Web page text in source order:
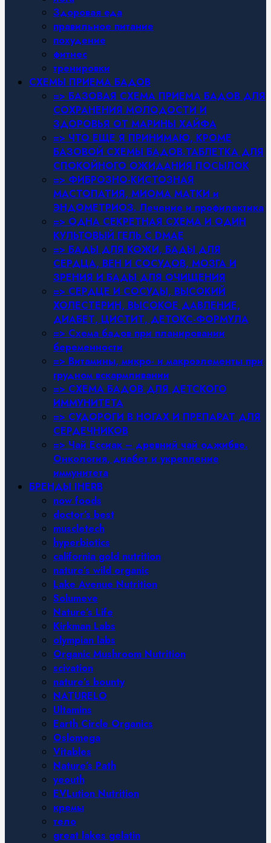
Здоровая еда
правильное питание
похудение
фитнес
тренировки
СХЕМЫ ПРИЕМА БАДОВ
=> БАЗОВАЯ СХЕМА ПРИЕМА БАДОВ ДЛЯ
СОХРАНЕНИЯ МОЛОДОСТИ И
ЗДОРОВЬЯ ОТ МАРИНЫ ХАЙФА
=> ЧТО ЕЩЕ Я ПРИНИМАЮ, КРОМЕ
БАЗОВОЙ СХЕМЫ БАДОВ.ТАБЛЕТКА ДЛЯ
СПОКОЙНОГО ОЖИДАНИЯ ПОСЫЛОК
=> ФИБРОЗНО-КИСТОЗНАЯ
МАСТОПАТИЯ, МИОМА МАТКИ и
ЭНДОМЕТРИОЗ. Лечение и профилактика
=> ОДНА СЕКРЕТНАЯ СХЕМА И ОДИН
КУЛЬТОВЫЙ ГЕЛЬ С DMAE
=> БАДЫ ДЛЯ КОЖИ, БАДЫ ДЛЯ
СЕРДЦА, ВЕН И СОСУДОВ, МОЗГА И
ЗРЕНИЯ И БАДЫ ДЛЯ ОЧИЩЕНИЯ
=> СЕРДЦЕ И СОСУДЫ, ВЫСОКИЙ
ХОЛЕСТЕРИН, ВЫСОКОЕ ДАВЛЕНИЕ,
ДИАБЕТ, ЦИСТИТ, ДЕТОКС-ФОРМУЛА
=> Схема бадов при планировании
беременности
=> Витамины, микро- и макроэлементы при
грудном вскармливании
=> СХЕМА БАДОВ ДЛЯ ДЕТСКОГО
ИММУНИТЕТА
=> СУДОРОГИ В НОГАХ И ПРЕПАРАТ ДЛЯ
СЕРДЕЧНИКОВ
=> Чай Ессиак – древний чай оджибве.
Онкология, диабет и укрепление
иммунитета
БРЕНДЫ IHERB
now foods
doctor’s best
muscletech
hyperbiotics
california gold nutrition
nature’s wild organic
Lake Avenue Nutrition
Solumeve
Nature’s Life
Kirkman Labs
olympian labs
Organic Mushroom Nutrition
scivation
nature’s bounty
NATURELO
Ultamins
Earth Circle Organics
Oslomega
Vitables
Nature’s Path
yeouth
EVLution Nutrition
кремы
тело
great lakes gelatin